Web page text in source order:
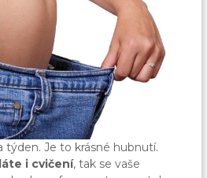
týden. Je to krásné hubnutí.
i cvičení, tak se vaše